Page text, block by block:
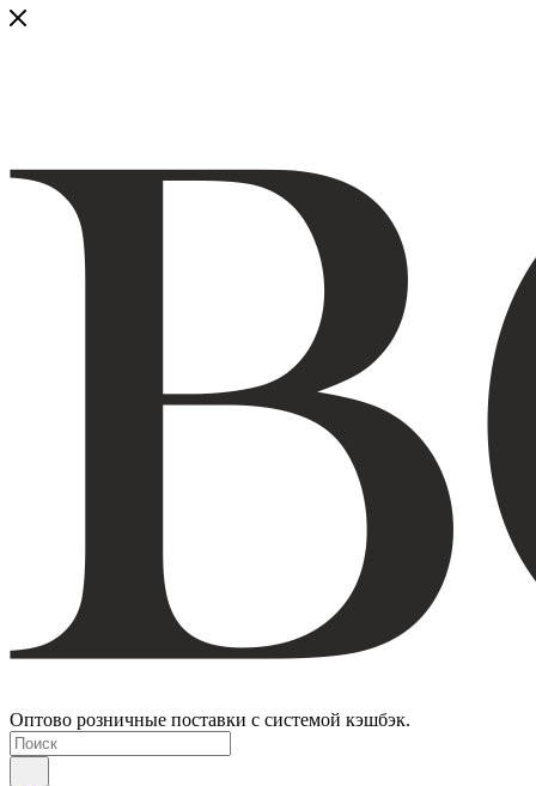
Оптово розничные поставки с системой кэшбэк.